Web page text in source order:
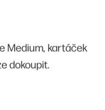
Medium, kartáček
dokoupit.